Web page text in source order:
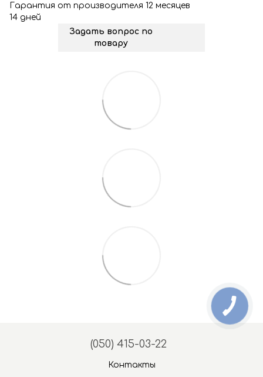
Гарантия от производителя 12 месяцев
14 дней
Задать вопрос по
товару
(050) 415-03-22
Контакты